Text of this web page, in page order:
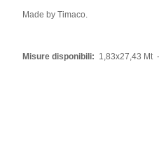
Made by Timaco.
Misure disponibili: 1,83x27,43 Mt